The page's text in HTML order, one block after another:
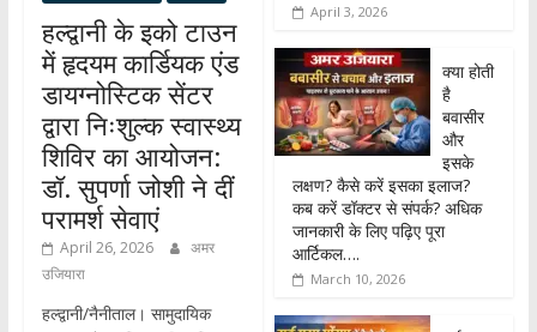
हल्द्वानी के इको टाउन
में हृदयम कार्डियक एंड
डायग्नोस्टिक सेंटर
द्वारा निःशुल्क स्वास्थ्य
शिविर का आयोजन:
डॉ. सुपर्णा जोशी ने दीं
परामर्श सेवाएं
April 26, 2026
अमर
उजियारा
हल्द्वानी/नैनीताल। सामुदायिक
April 3, 2026
क्या होती
है
बवासीर
और
इसके
लक्षण? कैसे करें इसका इलाज?
कब करें डॉक्टर से संपर्क? अधिक
जानकारी के लिए पढ़िए पूरा
आर्टिकल….
March 10, 2026